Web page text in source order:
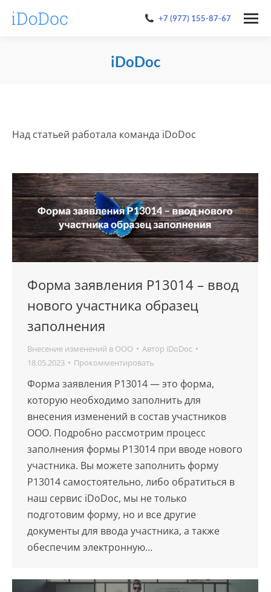
+7 (977) 155-87-67
iDoDoc
Над статьей работала команда iDoDoc
Форма заявления Р13014 – ввод
нового участника образец
заполнения
Внесение изменений в ООО Автор iDoDoc
18.05.2023
Прокомментировать
Форма заявления Р13014 — это форма,
которую необходимо заполнить для
внесения изменений в состав участников
ООО. Подробно рассмотрим процесс
заполнения формы Р13014 при вводе нового
участника. Вы можете заполнить форму
Р13014 самостоятельно, либо обратиться в
наш сервис iDoDoc, мы не только
подготовим форму, но и все другие
документы для ввода участника, а также
обеспечим электронную…